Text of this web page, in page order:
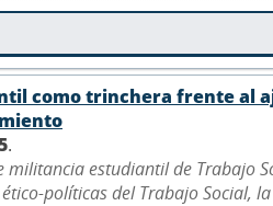
como trinchera frente al
.
estudiantil de Trabajo
políticas del Trabajo Social,